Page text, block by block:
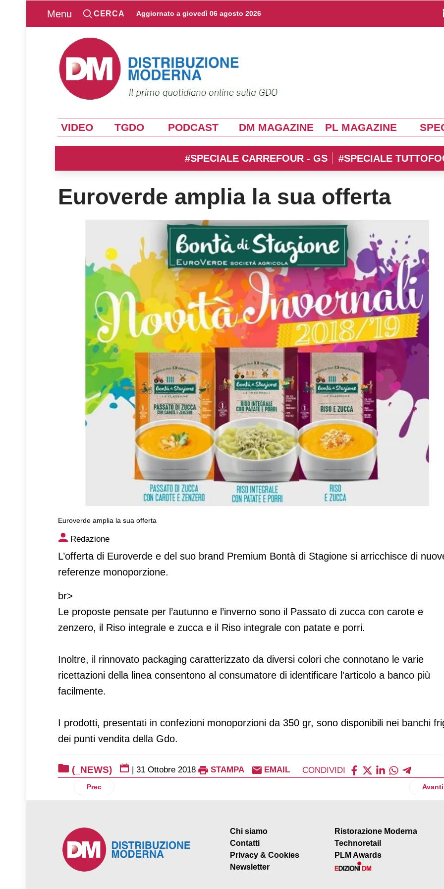
Menu CERCA Aggiornato a giovedì 06 agosto 2026
VIDEO TGDO PODCAST DM MAGAZINE PL MAGAZINE
#SPECIALE CARREFOUR - GS #SPECIALE
Euroverde amplia la sua offerta
Euroverde amplia la sua offerta
Euroverde amplia la sua offerta
Redazione
L’offerta di Euroverde e del suo brand Premium Bontà di Stagione si arricchisce di
referenze monoporzione.
br>
Le proposte pensate per l’autunno e l’inverno sono il Passato di zucca con carote e
zenzero, il Riso integrale e zucca e il Riso integrale con patate e porri.
Inoltre, il rinnovato packaging caratterizzato da diversi colori che connotano le varie
ricettazioni della linea consentono al consumatore di identificare l'articolo a banco più
facilmente.
I prodotti, presentati in confezioni monoporzioni da 350 gr, sono disponibili nei banchi
dei punti vendita della Gdo.
(_NEWS) | 31 Ottobre 2018 STAMPA EMAIL CONDIVIDI
Articolo precedente: Toluna presenta la versione 2.0 degli studi U&A
Prec Avanti
Chi siamo
Contatti
Privacy & Cookies
Newsletter
Ristorazione Moderna
Technoretail
PLM Awards